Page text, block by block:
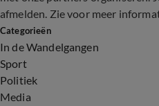
afmelden. Zie voor meer
Categorieën
In de Wandelgangen
Sport
Politiek
Media